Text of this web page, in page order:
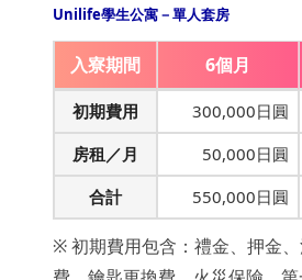
Unilife學生公寓－單人套房
入寮期間 6個月
初期費用 300,000日圓
房租／月
50,000日圓
合計
550,000日圓
※ 初期費用包含：禮金、押金